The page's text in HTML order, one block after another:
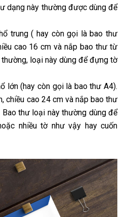
dạng này thường được dùng để
trung ( hay còn gọi là bao thư
cao 16 cm và nắp bao thư từ
loại này dùng để đựng tờ
lớn (hay còn gọi là bao thư A4).
chiều cao 24 cm và nắp bao thư
thư loại này thường dùng để
nhiều tờ như vậy hay cuốn